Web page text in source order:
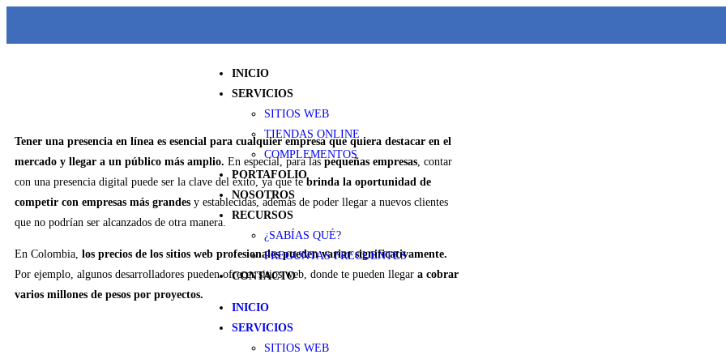
INICIO
SERVICIOS
SITIOS WEB
TIENDAS ONLINE
COMPLEMENTOS
PORTAFOLIO
NOSOTROS
RECURSOS
¿SABÍAS QUÉ?
PREGUNTAS FRECUENTES
CONTACTO
INICIO
SERVICIOS
SITIOS WEB
Tener una presencia en línea es esencial para cualquier empresa que quiera destacar en el
mercado y llegar a un público más amplio. En especial, para laspequeñas empresas, contar
con una presencia digital puede ser la clave del éxito, ya que tebrinda la oportunidad de
competir con empresas más grandes y establecidas, además de poder llegar a nuevos clientes
que no podrían ser alcanzados de otra manera.
En Colombia, los precios de los sitios web profesionales pueden variar significativamente.
Por ejemplo, algunos desarrolladores pueden ofrecer sitios web, donde te pueden llegar a cobrar
varios millones de pesos por proyectos.